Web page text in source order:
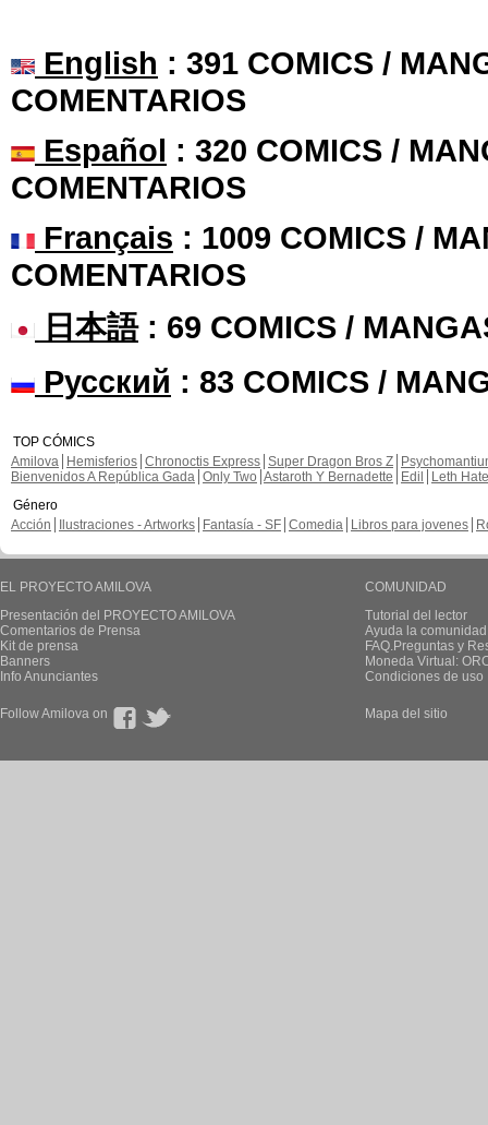
English : 391 COMICS /
COMENTARIOS
Español : 320 COMICS /
COMENTARIOS
Français : 1009 COMICS /
COMENTARIOS
日本語: 69 COMICS /
Русский : 83 COMICS /
TOP CÓMICS
Amilova
Hemisferios Chronoctis Express Super Dragon Bros Z
Bienvenidos A República Gada Only Two Astaroth Y Bernadette Edil
Leth Hate
Género
Acción
Ilustraciones - Artworks Fantasía - SF Comedia Libros para jovenes
EL PROYECTO AMILOVA
Presentación del PROYECTO AMILOVA
Comentarios de Prensa
Kit de prensa
Banners
Info Anunciantes
COMUNIDAD
Tutorial del lector
Ayuda la
FAQ.Preguntas y
Moneda Virtual:
Condiciones de uso
Follow Amilova on Mapa del sitio